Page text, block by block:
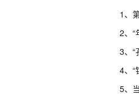
1、
2、 “
3、 “
4、“
5、